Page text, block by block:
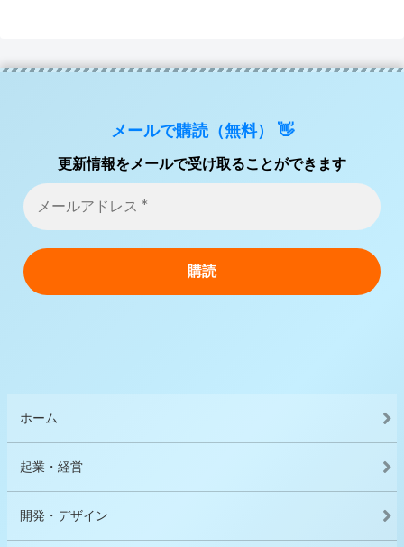
メールで購読（無料） 👋
更新情報をメールで受け取ることができます
ホーム
起業・経営
開発・デザイン